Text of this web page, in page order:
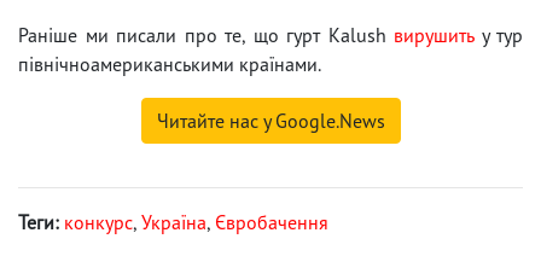
Раніше ми писали про те, що гурт Kalush вирушитьу тур
північноамериканськими країнами.
Читайте нас у Google.News
Теги: конкурс, Україна, Євробачення